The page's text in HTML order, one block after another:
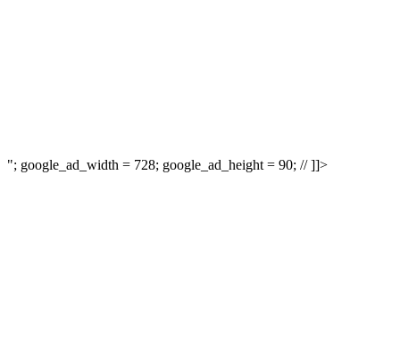
"; google_ad_width = 728; google_ad_height = 90; // ]]>